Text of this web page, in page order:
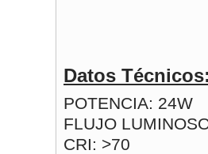
Datos
POTENCIA: 24W
FLUJO
CRI: >70